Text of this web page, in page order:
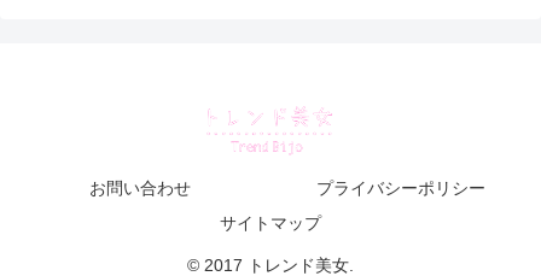
お問い合わせ
プライバシーポリシー
サイトマップ
© 2017 トレンド美女.